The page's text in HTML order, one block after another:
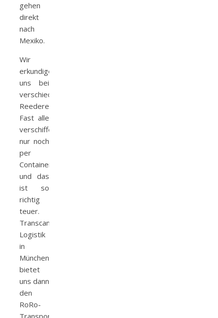
gehen
direkt
nach
Mexiko.
Wir
erkundigen
uns bei
verschiedenen
Reedereien.
Fast alle
verschiffen
nur noch
per
Container
und das
ist so
richtig
teuer.
Transcamion
Logistik
in
München
bietet
uns dann
den
RoRo-
Transport